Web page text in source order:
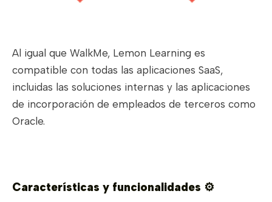
Al igual que WalkMe, Lemon Learning es
compatible con todas las aplicaciones SaaS,
incluidas las soluciones internas y las aplicaciones
de incorporación de empleados de terceros como
Oracle.
Características y funcionalidades ⚙️